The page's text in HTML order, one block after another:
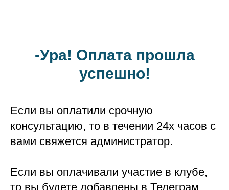
-Ура! Оплата прошла
успешно!
Если вы оплатили срочную
консультацию, то в течении 24х часов с
вами свяжется администратор.
Если вы оплачивали участие в клубе,
то вы будете добавлены в Телеграм